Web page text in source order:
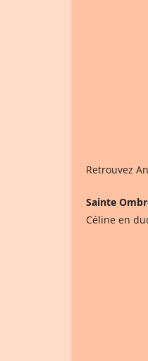
Retrouvez
Sainte
Céline en